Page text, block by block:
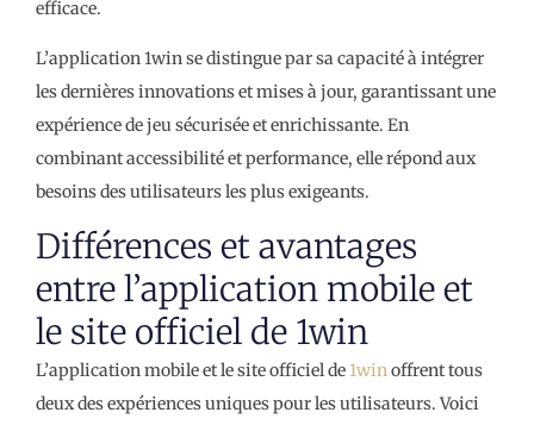
efficace.
L’application 1win se distingue par sa capacité à intégrer
les dernières innovations et mises à jour, garantissant une
expérience de jeu sécurisée et enrichissante. En
combinant accessibilité et performance, elle répond aux
besoins des utilisateurs les plus exigeants.
Différences et avantages
entre l’application mobile et
le site officiel de 1win
L’application mobile et le site officiel de 1winoffrent tous
deux des expériences uniques pour les utilisateurs. Voici